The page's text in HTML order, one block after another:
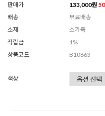
판매가
133,000원 50
배송
무료배송
소재
소가죽
적립금
1%
상품코드
B10863
색상